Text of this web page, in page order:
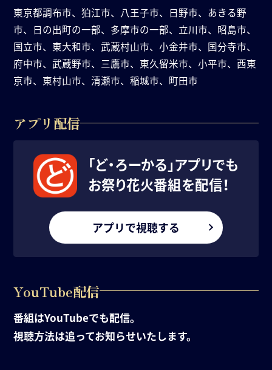
東京都調布市、狛江市、八王子市、日野市、あきる野
市、日の出町の一部、多摩市の一部、立川市、昭島市、
国立市、東大和市、武蔵村山市、小金井市、国分寺市、
府中市、武蔵野市、三鷹市、東久留米市、小平市、西東
京市、東村山市、清瀬市、稲城市、町田市
アプリ配信
「ど・ろーかる」アプリでも
お祭り花火番組を配信！
アプリで視聴する
YouTube配信
番組はYouTubeでも配信。
視聴方法は追ってお知らせいたします。